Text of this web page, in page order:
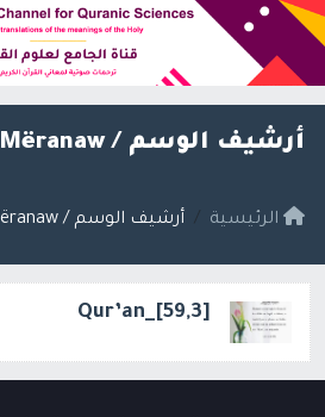
أرشيف الوسم /Mëranaw
الرئيسية أرشيف الوسم / Mëranaw
[59,3]_Qur’an